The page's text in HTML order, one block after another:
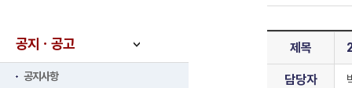
제목
담당자
공지ㆍ공고
공지사항